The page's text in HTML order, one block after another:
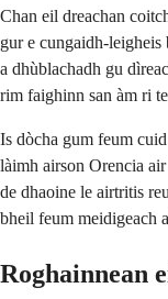
Chan eil dreachan
gur e cungaidh-leigheis
a dhùblachadh gu
rim faighinn san àm ri
Is dòcha gum feum
làimh airson Orencia
de dhaoine le airtritis
bheil feum meidigeach
Roghainnean